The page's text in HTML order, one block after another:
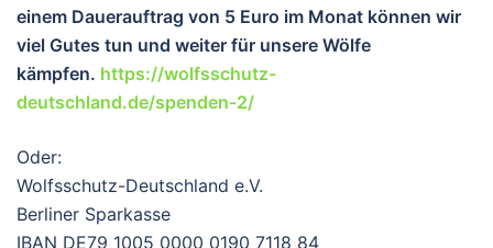
einem Dauerauftrag von 5 Euro im Monat können wir
viel Gutes tun und weiter für unsere Wölfe
kämpfen. https://wolfsschutz-
deutschland.de/spenden-2/
Oder:
Wolfsschutz-Deutschland e.V.
Berliner Sparkasse
IBAN DE79 1005 0000 0190 7118 84